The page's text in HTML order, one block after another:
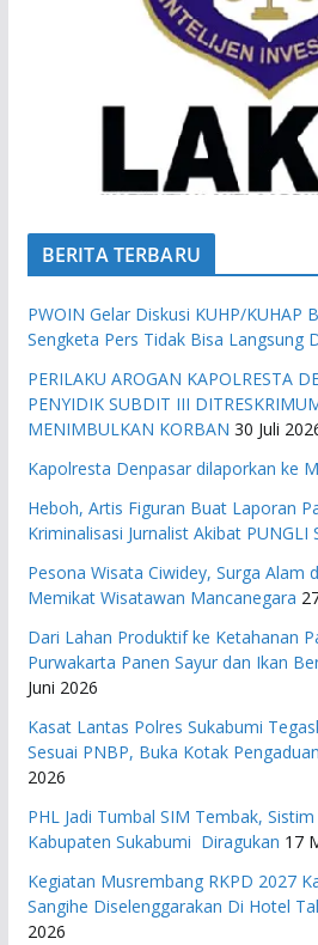
BERITA TERBARU
PWOIN Gelar Diskusi KUHP/KUHAP
Sengketa Pers Tidak Bisa Langsung
PERILAKU AROGAN KAPOLRESTA
PENYIDIK SUBDIT III
MENIMBULKAN KORBAN 30 Juli
Kapolresta Denpasar dilaporkan ke
Heboh, Artis Figuran Buat Laporan
Kriminalisasi Jurnalist Akibat PUNGLI
Pesona Wisata Ciwidey, Surga Alam
Memikat Wisatawan Mancanegara
Dari Lahan Produktif ke Ketahanan
Purwakarta Panen Sayur dan Ikan
Juni 2026
Kasat Lantas Polres Sukabumi
Sesuai PNBP, Buka Kotak
2026
PHL Jadi Tumbal SIM Tembak,
Kabupaten Sukabumi Diragukan 17
Kegiatan Musrembang RKPD 2027
Sangihe Diselenggarakan Di Hotel
2026